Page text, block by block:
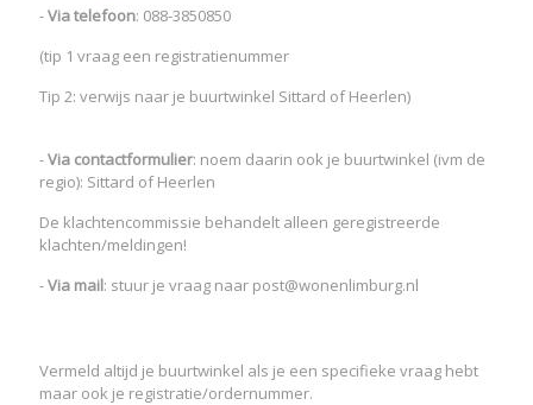
-Via telefoon: 088-3850850
(tip 1 vraag een registratienummer
Tip 2: verwijs naar je buurtwinkel Sittard of Heerlen)
-Via contactformulier: noem daarin ook je buurtwinkel (ivm de
regio): Sittard of Heerlen
De klachtencommissie behandelt alleen geregistreerde
klachten/meldingen!
-Via mail: stuur je vraag naar post@wonenlimburg.nl
Vermeld altijd je buurtwinkel als je een specifieke vraag hebt
maar ook je registratie/ordernummer.